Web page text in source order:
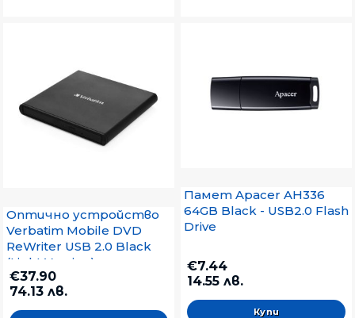
Оптично устройство
Verbatim Mobile DVD
ReWriter USB 2.0 Black
(Light Version)
€37.90
74.13 лв.
Памет Apacer AH336
64GB Black - USB2.0 Flash
Drive
€7.44
14.55 лв.